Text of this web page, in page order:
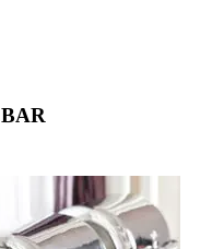
BAR